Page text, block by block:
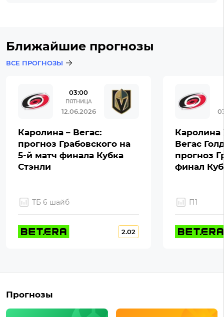
Ближайшие прогнозы
ВСЕ ПРОГНОЗЫ
03:00
ПЯТНИЦА
12.06.2026
Каролина – Вегас:
прогноз Грабовского на
5-й матч финала Кубка
Стэнли
ТБ 6 шайб
2.02
Каролина
Вегас
прогноз
финал
П1
Прогнозы